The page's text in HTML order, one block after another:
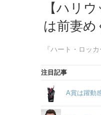
【ハリ
は前妻め
『ハート・ロッ
注目記事
A賞は躍動